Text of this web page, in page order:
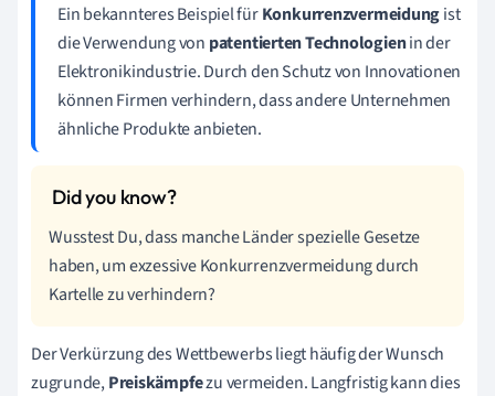
Ein bekannteres Beispiel fürKonkurrenzvermeidungist
die Verwendung von patentierten Technologienin der
Elektronikindustrie. Durch den Schutz von Innovationen
können Firmen verhindern, dass andere Unternehmen
ähnliche Produkte anbieten.
Wusstest Du, dass manche Länder spezielle Gesetze
haben, um exzessive Konkurrenzvermeidung durch
Kartelle zu verhindern?
Der Verkürzung des Wettbewerbs liegt häufig der Wunsch
zugrunde,Preiskämpfezu vermeiden. Langfristig kann dies